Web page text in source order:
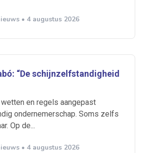
• 4 augustus 2026
“De schijnzelfstandigheid
wetten en regels aangepast
ondernemerschap. Soms zelfs
Op de...
• 4 augustus 2026